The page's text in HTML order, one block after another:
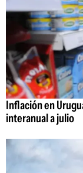
Inflación en
interanual a julio